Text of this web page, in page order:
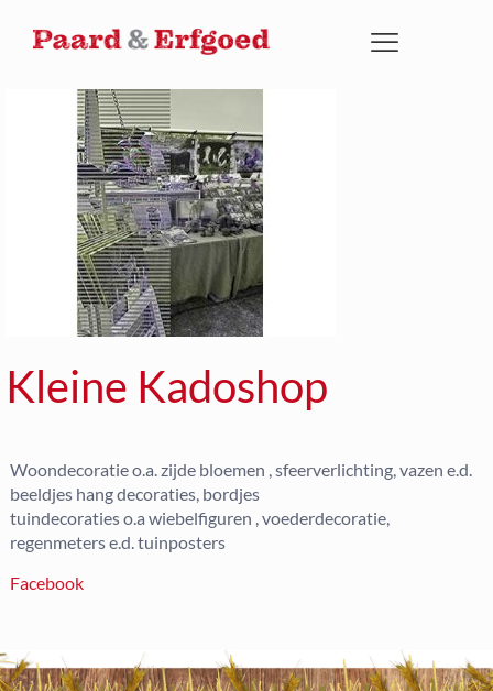
Kleine Kadoshop
Woondecoratie o.a. zijde bloemen , sfeerverlichting, vazen e.d.
beeldjes hang decoraties, bordjes
tuindecoraties o.a wiebelfiguren , voederdecoratie,
regenmeters e.d. tuinposters
Facebook